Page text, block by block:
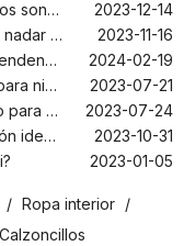
elastano?
2023-12-14
verano
2023-11-16
temporada
2024-02-19
seguridad
2023-07-21
bajo el sol
2023-07-24
hijos!
2023-10-31
2023-01-05
Bali!
2024-02-22
/ Ropa interior /
Calzoncillos